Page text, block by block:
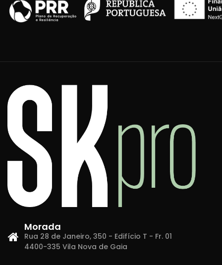
Morada
Rua 28 de Janeiro, 350 - Edifício T - Fr. 01
4400-335 Vila Nova de Gaia